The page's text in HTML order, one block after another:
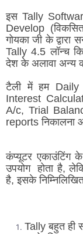
इस Tally
Develop
गोयका जी के
Tally 4.5 लॉन्च
देश के अलावा अन्य
टैली में हमDaily
Interest
A/c, Trial
reportsनिकालना
कंप्यूटर एकाउंटिंग
उपयोग होता है,
है, इसके
Tally बहुत ही